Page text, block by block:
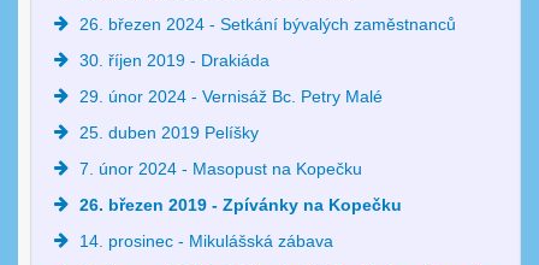
26. březen 2024 - Setkání bývalých zaměstnanců
30. říjen 2019 - Drakiáda
29. únor 2024 - Vernisáž Bc. Petry Malé
25. duben 2019 Pelíšky
7. únor 2024 - Masopust na Kopečku
26. březen 2019 - Zpívánky na Kopečku
14. prosinec - Mikulášská zábava